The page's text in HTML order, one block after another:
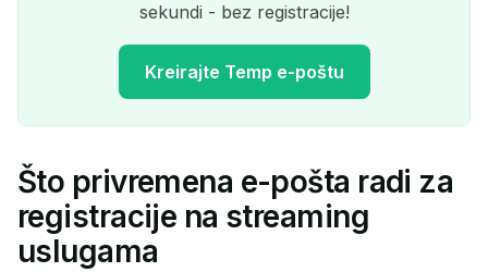
sekundi - bez registracije!
Kreirajte Temp e-poštu
Vaša privremena adresa e-
pošte:
Što privremena e-pošta radi za
registracije na streaming
uslugama